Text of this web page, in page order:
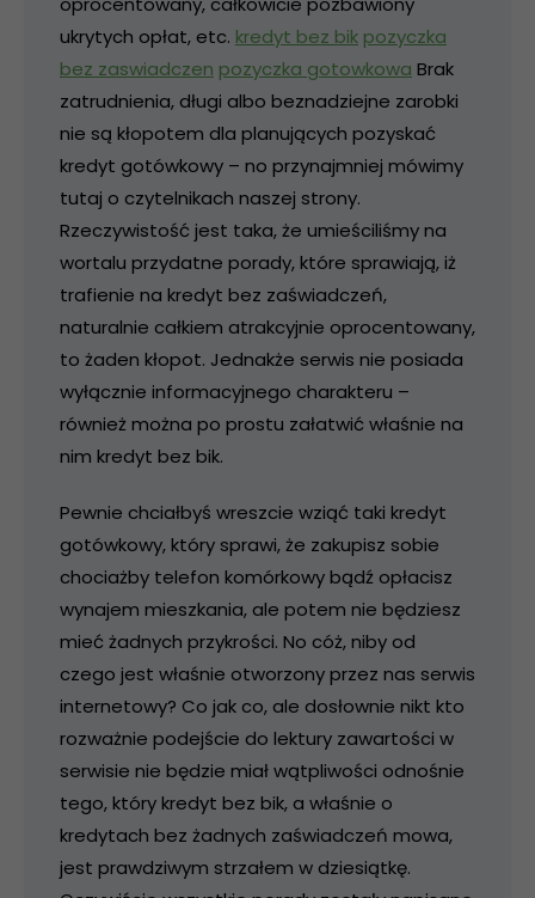
ukrytych opłat, etc. kredyt bez bik pozyczka
bez zaswiadczen pozyczka gotowkowa Brak
zatrudnienia, długi albo beznadziejne zarobki
nie są kłopotem dla planujących pozyskać
kredyt gotówkowy – no przynajmniej mówimy
tutaj o czytelnikach naszej strony.
Rzeczywistość jest taka, że umieściliśmy na
wortalu przydatne porady, które sprawiają, iż
trafienie na kredyt bez zaświadczeń,
naturalnie całkiem atrakcyjnie oprocentowany,
to żaden kłopot. Jednakże serwis nie posiada
wyłącznie informacyjnego charakteru –
również można po prostu załatwić właśnie na
nim kredyt bez bik.
Pewnie chciałbyś wreszcie wziąć taki kredyt
gotówkowy, który sprawi, że zakupisz sobie
chociażby telefon komórkowy bądź opłacisz
wynajem mieszkania, ale potem nie będziesz
mieć żadnych przykrości. No cóż, niby od
czego jest właśnie otworzony przez nas serwis
internetowy? Co jak co, ale dosłownie nikt kto
rozważnie podejście do lektury zawartości w
serwisie nie będzie miał wątpliwości odnośnie
tego, który kredyt bez bik, a właśnie o
kredytach bez żadnych zaświadczeń mowa,
jest prawdziwym strzałem w dziesiątkę.